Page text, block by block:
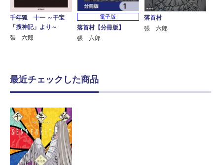
千年狐 十一 ～干宝
「捜神記」より～
張 六郎
電子版
落首村【分冊版】
張 六郎
落首村
張 六郎
最近チェックした商品